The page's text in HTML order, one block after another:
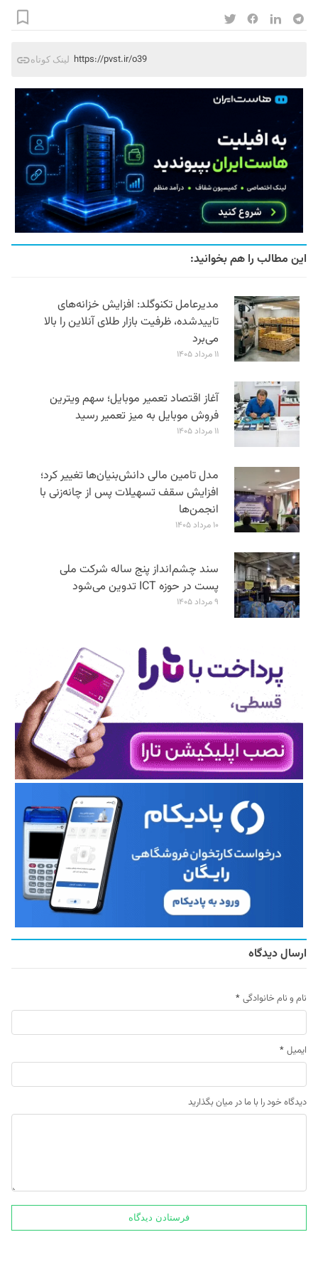
لینک کوتاه https://pvst.ir/o39
این مطالب را هم بخوانید:
مدیرعامل تکنوگلد: افزایش خزانه‌های
تاییدشده، ظرفیت بازار طلای آنلاین را بالا
می‌برد
۱۱ مرداد ۱۴۰۵
آغاز اقتصاد تعمیر موبایل؛ سهم ویترین
فروش موبایل به میز تعمیر رسید
۱۱ مرداد ۱۴۰۵
مدل تامین مالی دانش‌بنیان‌ها تغییر کرد؛
افزایش سقف تسهیلات پس از چانه‌زنی با
انجمن‌ها
۱۰ مرداد ۱۴۰۵
سند چشم‌انداز پنج ساله شرکت ملی
پست در حوزه ICT تدوین می‌شود
۹ مرداد ۱۴۰۵
ارسال دیدگاه
نام و نام خانوادگی *
ایمیل *
دیدگاه خود را با ما در میان بگذارید